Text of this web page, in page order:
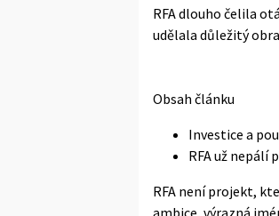
RFA dlouho čelila
udělala důležitý
Obsah článku
Investice a
RFA už nepálí
RFA není projekt,
ambice, výrazná